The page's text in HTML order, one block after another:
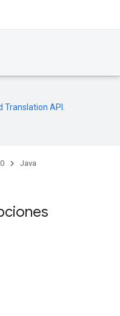
Translation API
Java